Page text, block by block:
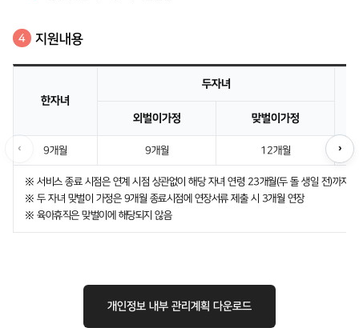
4 지원내용
‹ ›
한자녀
두자녀
외벌이가정 맞벌이가정
9개월 9개월 12개월
※ 서비스 종료 시점은 연계 시점 상관없이 해당 자녀 연령 23개월(두 돌 생일 전)까지
※ 두 자녀 맞벌이 가정은 9개월 종료시점에 연장서류 제출 시 3개월 연장
※ 육아휴직은 맞벌이에 해당되지 않음
개인정보 내부 관리계획 다운로드